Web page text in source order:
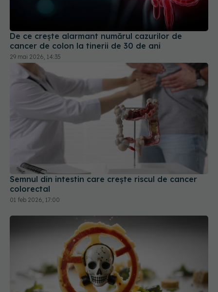
De ce crește alarmant numărul cazurilor de
cancer de colon la tinerii de 30 de ani
29 mai 2026, 14:35
Semnul din intestin care crește riscul de cancer
colorectal
01 feb 2026, 17:00